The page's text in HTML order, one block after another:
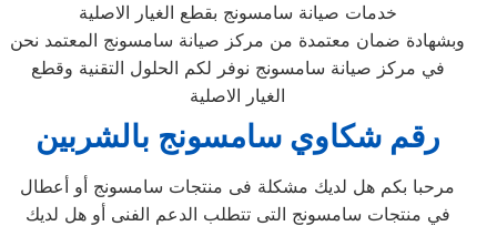
خدمات صيانة سامسونج بقطع الغيار الاصلية
وبشهادة ضمان معتمدة من مركز صيانة سامسونج المعتمد نحن
في مركز صيانة سامسونج نوفر لكم الحلول التقنية وقطع
الغيار الاصلية
رقم شكاوي سامسونج بالشربين
مرحبا بكم هل لديك مشكلة فى منتجات سامسونج أو أعطال
في منتجات سامسونج التى تتطلب الدعم الفنى أو هل لديك